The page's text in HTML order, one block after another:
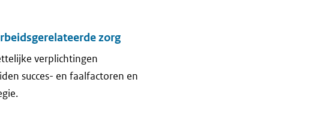
zorg
verplichtingen
succes- en faalfactoren en